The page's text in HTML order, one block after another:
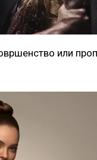
или